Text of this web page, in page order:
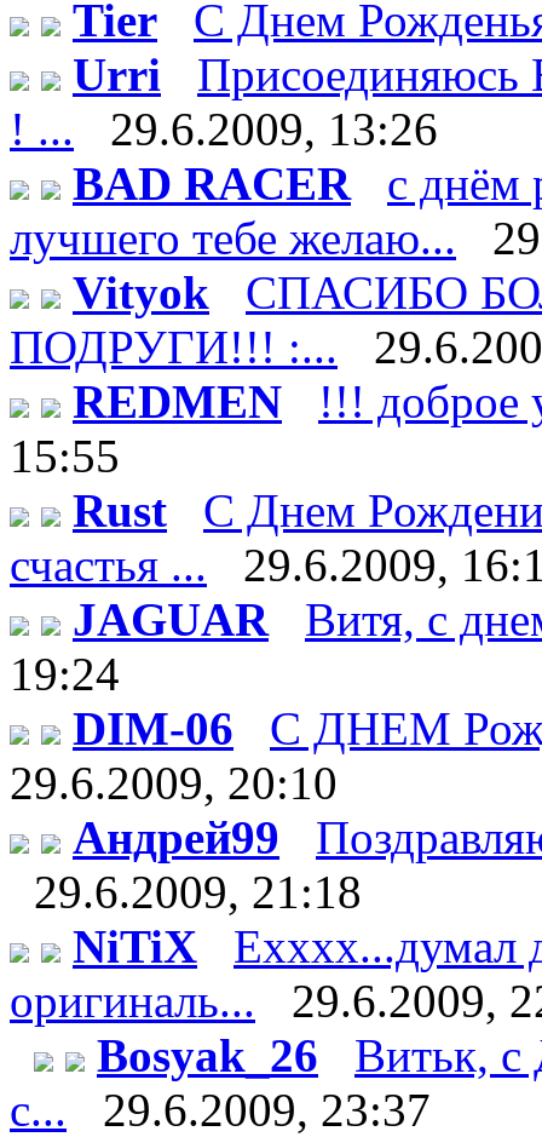
Tier
С Днем
Urri
Присоединяюсь
! ...
29.6.2009, 13:26
BAD RACER
с днём
лучшего тебе желаю...
Vityok
СПАСИБО
ПОДРУГИ!!! :...
REDMEN
!!! доброе
15:55
Rust
С Днем
счастья ...
29.6.2009,
JAGUAR
Витя, с
19:24
DIM-06
С ДНЕМ
29.6.2009, 20:10
Андрей99
29.6.2009, 21:18
NiTiX
Ехххх...думал
оригиналь...
29.6.2009,
Bosyak_26
Витьк,
с...
29.6.2009, 23:37